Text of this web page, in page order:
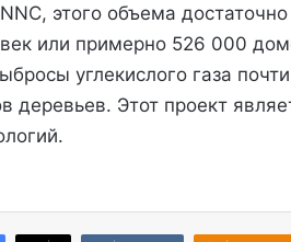
этого объема
или примерно 526 000
углекислого газа
деревьев. Этот проект